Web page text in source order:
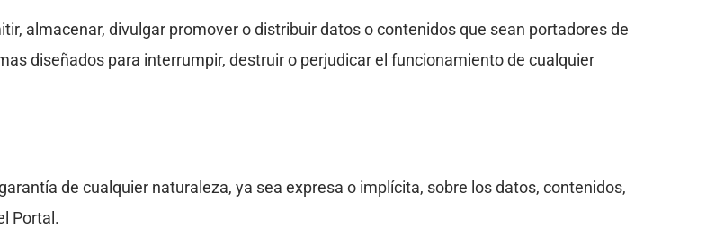
almacenar, divulgar promover o distribuir datos o contenidos que sean portadores de
diseñados para interrumpir, destruir o perjudicar el funcionamiento de cualquier
de cualquier naturaleza, ya sea expresa o implícita, sobre los datos, contenidos,
Portal.